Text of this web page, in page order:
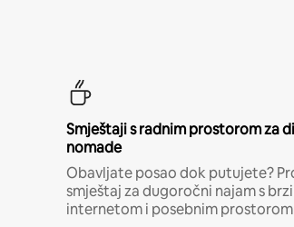
Smještaji s radnim prostorom za
nomade
Obavljate posao dok putujete?
smještaj za dugoročni najam s
internetom i posebnim prostorom